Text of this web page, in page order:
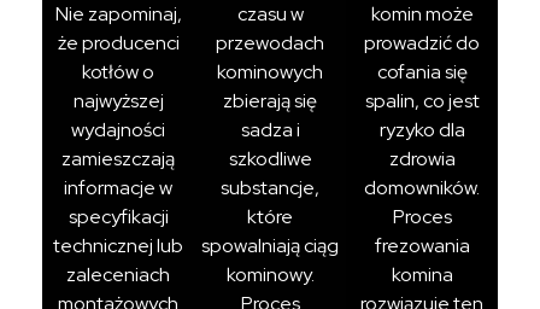
Nie zapominaj,
że producenci
kotłów o
najwyższej
wydajności
zamieszczają
informacje w
specyfikacji
technicznej lub
zaleceniach
montażowych
czasu w
przewodach
kominowych
zbierają się
sadza i
szkodliwe
substancje,
które
spowalniają ciąg
kominowy.
Proces
komin może
prowadzić do
cofania się
spalin, co jest
ryzyko dla
zdrowia
domowników.
Proces
frezowania
komina
rozwiązuje ten